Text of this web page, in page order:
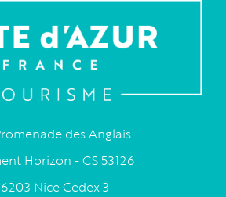
des Anglais
Horizon - CS 53126
Nice Cedex 3